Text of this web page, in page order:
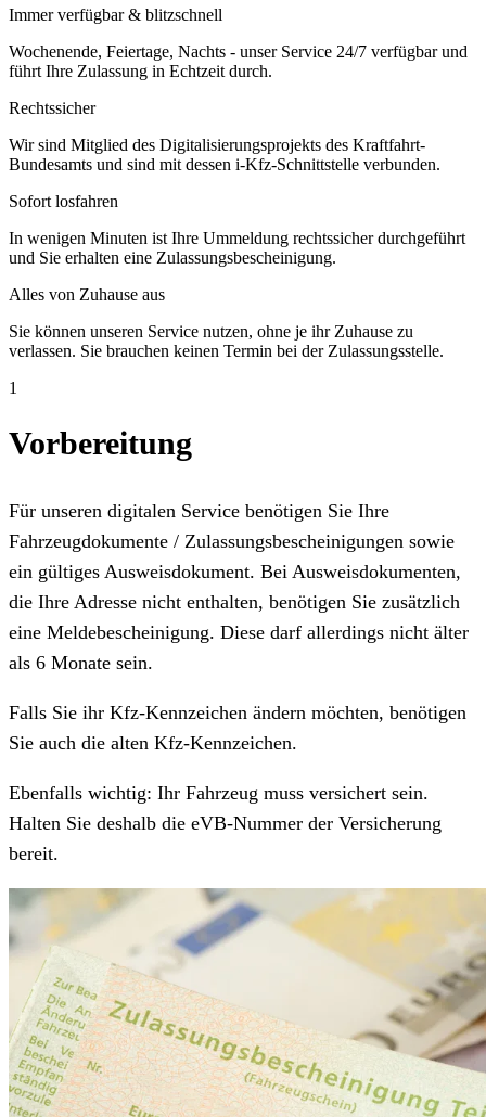
Immer verfügbar & blitzschnell
Wochenende, Feiertage, Nachts - unser Service 24/7 verfügbar und
führt Ihre Zulassung in Echtzeit durch.
Rechtssicher
Wir sind Mitglied des Digitalisierungsprojekts des Kraftfahrt-
Bundesamts und sind mit dessen i-Kfz-Schnittstelle verbunden.
Sofort losfahren
In wenigen Minuten ist Ihre Ummeldung rechtssicher durchgeführt
und Sie erhalten eine Zulassungsbescheinigung.
Alles von Zuhause aus
Sie können unseren Service nutzen, ohne je ihr Zuhause zu
verlassen. Sie brauchen keinen Termin bei der Zulassungsstelle.
1
Vorbereitung
Für unseren digitalen Service benötigen Sie Ihre
Fahrzeugdokumente / Zulassungsbescheinigungen sowie
ein gültiges Ausweisdokument. Bei Ausweisdokumenten,
die Ihre Adresse nicht enthalten, benötigen Sie zusätzlich
eine Meldebescheinigung. Diese darf allerdings nicht älter
als 6 Monate sein.
Falls Sie ihr Kfz-Kennzeichen ändern möchten, benötigen
Sie auch die alten Kfz-Kennzeichen.
Ebenfalls wichtig: Ihr Fahrzeug muss versichert sein.
Halten Sie deshalb die eVB-Nummer der Versicherung
bereit.